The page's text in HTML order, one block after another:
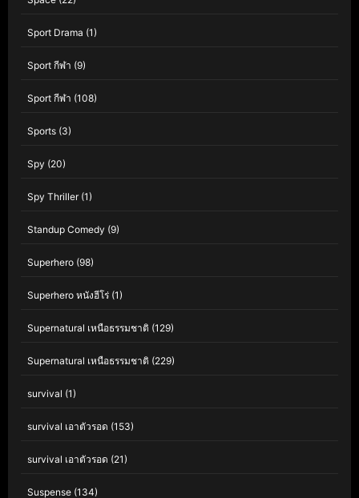
Sport Drama (1)
Sport กีฬา (9)
Sport กีฬา (108)
Sports (3)
Spy (20)
Spy Thriller(1)
Standup Comedy (9)
Superhero (98)
Superhero หนังฮีโร่ (1)
Supernatural เหนือธรรมชาติ (129)
Supernatural เหนือธรรมชาติ (229)
survival (1)
survival เอาตัวรอด (153)
survival เอาตัวรอด (21)
Suspense (134)